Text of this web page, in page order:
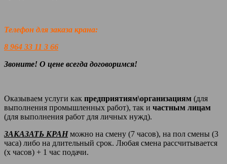
Телефон для заказа крана:
8 964 33 11 3 66
Звоните! О цене всегда договоримся!
Оказываем услуги как предприятиям\организациям (для
выполнения промышленных работ), так и частным лицам
(для выполнения работ для личных нужд).
ЗАКАЗАТЬ КРАНможно на смену (7 часов), на пол смены (3
часа) либо на длительный срок. Любая смена рассчитывается
(х часов) + 1 час подачи.